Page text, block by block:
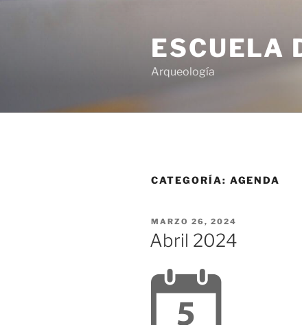
ESCUELA
Arqueología
CATEGORÍA: AGENDA
MARZO 26, 2024
Abril 2024